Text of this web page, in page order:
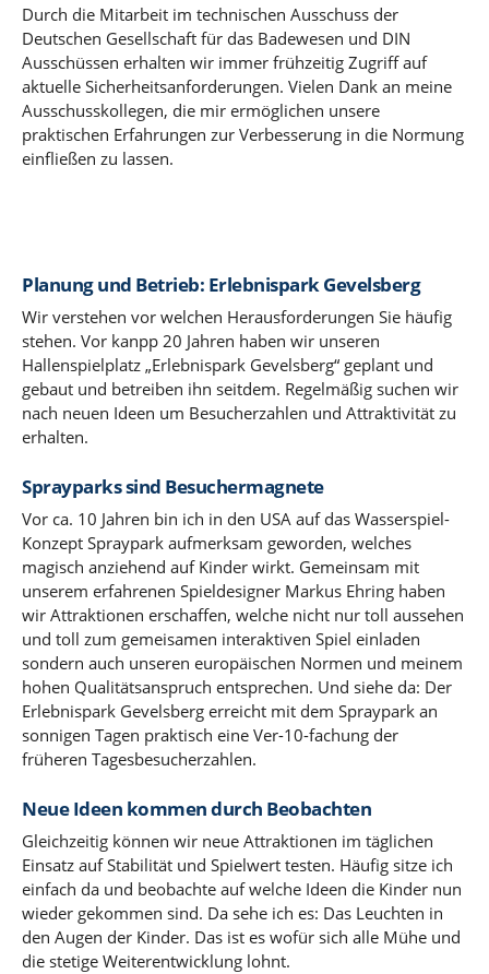
Durch die Mitarbeit im technischen Ausschuss der
Deutschen Gesellschaft für das Badewesen und DIN
Ausschüssen erhalten wir immer frühzeitig Zugriff auf
aktuelle Sicherheitsanforderungen. Vielen Dank an meine
Ausschusskollegen, die mir ermöglichen unsere
praktischen Erfahrungen zur Verbesserung in die Normung
einfließen zu lassen.
Planung und Betrieb: Erlebnispark Gevelsberg
Wir verstehen vor welchen Herausforderungen Sie häufig
stehen. Vor kanpp 20 Jahren haben wir unseren
Hallenspielplatz „Erlebnispark Gevelsberg“ geplant und
gebaut und betreiben ihn seitdem. Regelmäßig suchen wir
nach neuen Ideen um Besucherzahlen und Attraktivität zu
erhalten.
Sprayparks sind Besuchermagnete
Vor ca. 10 Jahren bin ich in den USA auf das Wasserspiel-
Konzept Spraypark aufmerksam geworden, welches
magisch anziehend auf Kinder wirkt. Gemeinsam mit
unserem erfahrenen Spieldesigner Markus Ehring haben
wir Attraktionen erschaffen, welche nicht nur toll aussehen
und toll zum gemeisamen interaktiven Spiel einladen
sondern auch unseren europäischen Normen und meinem
hohen Qualitätsanspruch entsprechen. Und siehe da: Der
Erlebnispark Gevelsberg erreicht mit dem Spraypark an
sonnigen Tagen praktisch eine Ver-10-fachung der
früheren Tagesbesucherzahlen.
Neue Ideen kommen durch Beobachten
Gleichzeitig können wir neue Attraktionen im täglichen
Einsatz auf Stabilität und Spielwert testen. Häufig sitze ich
einfach da und beobachte auf welche Ideen die Kinder nun
wieder gekommen sind. Da sehe ich es: Das Leuchten in
den Augen der Kinder. Das ist es wofür sich alle Mühe und
die stetige Weiterentwicklung lohnt.